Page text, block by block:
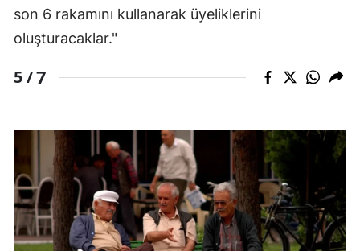
son 6 rakamını kullanarak üyeliklerini
oluşturacaklar."
5 /7